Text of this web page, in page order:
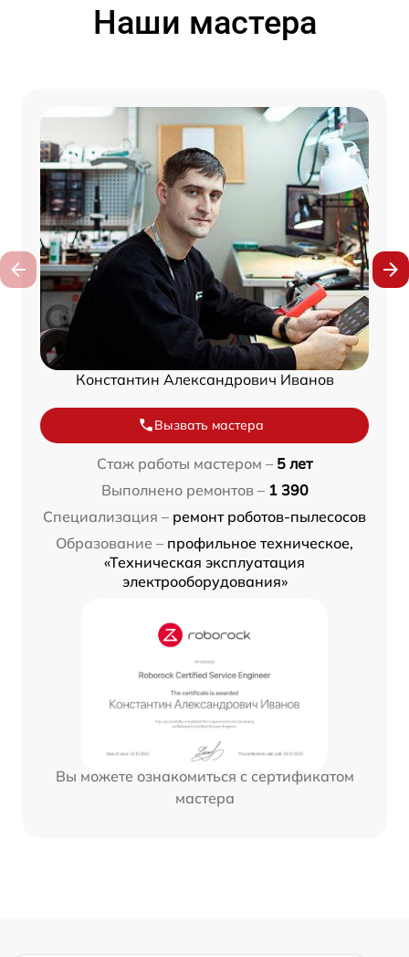
Наши мастера
Константин Александрович Иванов
Вызвать мастера
Стаж работы мастером – 5 лет
Выполнено ремонтов – 1 390
Специализация – ремонт роботов-пылесосов
Образование – профильное техническое,
«Техническая эксплуатация
электрооборудования»
Вы можете ознакомиться с сертификатом
мастера